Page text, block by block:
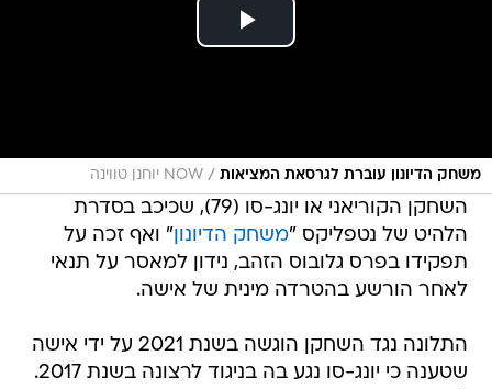
משחק הדיונון עוברת לגרסאת המציאות / NOW יוחנן טווינה
השחקן הקוריאני או יונג-סו (79), שכיכב בסדרת
הלהיט של נטפליקס "משחק הדיונון" ואף זכה על
תפקידו בפרס גלובוס הזהב, נידון למאסר על תנאי
לאחר הורשע בהטרדה מינית של אישה.
התלונה נגד השחקן הוגשה בשנת 2021 על ידי אישה
שטענה כי יונג-סו נגע בה בניגוד לרצונה בשנת 2017.